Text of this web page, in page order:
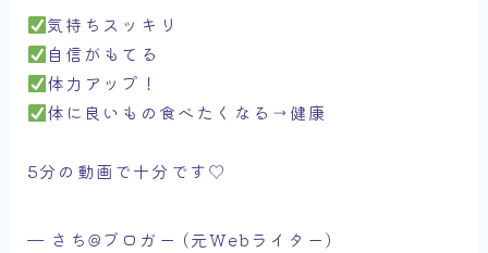
気持ちスッキリ
自信がもてる
体力アップ！
体に良いもの食べたくなる→健康
5分の動画で十分です♡
— さち@ブロガー (元Webライター)